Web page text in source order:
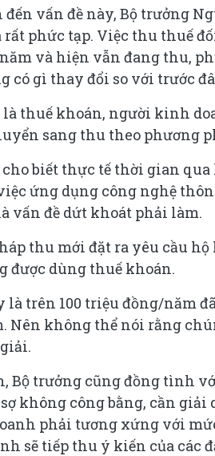
đến vấn đề này, Bộ trưởng
rất phức tạp. Việc thu thuế
và hiện vẫn đang thu,
có gì thay đổi so với trước
là thuế khoán, người kinh
sang thu theo phương
biết thực tế thời gian
ứng dụng công nghệ
vấn đề dứt khoát phải làm.
thu mới đặt ra yêu cầu
được dùng thuế khoán.
là trên 100 triệu đồng/năm
Nên không thể nói rằng
Bộ trưởng cũng đồng tình
không công bằng, cần giải
phải tương xứng với
sẽ tiếp thu ý kiến của các